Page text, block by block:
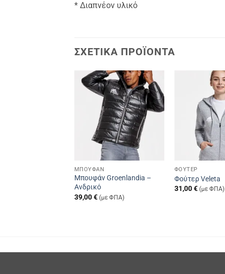
* Διαπνέον υλικό
ΣΧΕΤΙΚΆ ΠΡΟΪΌΝΤΑ
Add to
wishlist
ΜΠΟΥΦΆΝ
Μπουφάν Groenlandia –
Ανδρικό
39,00€ (με ΦΠΑ)
ΦΟΎΤΕΡ
Φούτερ Veleta
31,00€ (με ΦΠΑ)